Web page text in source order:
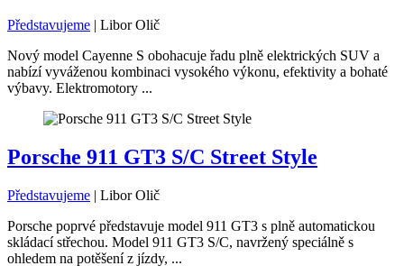
Představujeme | Libor Olič
Nový model Cayenne S obohacuje řadu plně elektrických SUV a
nabízí vyváženou kombinaci vysokého výkonu, efektivity a bohaté
výbavy. Elektromotory ...
Porsche 911 GT3 S/C Street Style
Představujeme | Libor Olič
Porsche poprvé představuje model 911 GT3 s plně automatickou
skládací střechou. Model 911 GT3 S/C, navržený speciálně s
ohledem na potěšení z jízdy, ...